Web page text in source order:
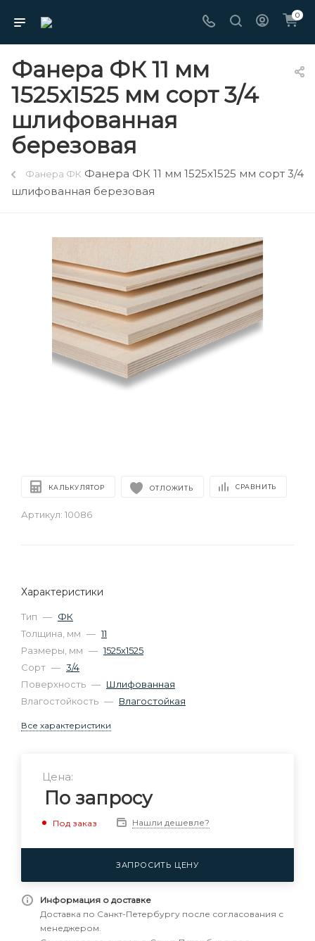
0
Фанера ФК 11 мм
1525х1525 мм сорт 3/4
шлифованная
березовая
Фанера ФК Фанера ФК 11 мм 1525х1525 мм сорт 3/4
шлифованная березовая
КАЛЬКУЛЯТОР ОТЛОЖИТЬ СРАВНИТЬ
Артикул: 10086
Характеристики
Тип — ФК
Толщина, мм — 11
Размеры, мм — 1525х1525
Сорт — 3/4
Поверхность — Шлифованная
Влагостойкость — Влагостойкая
Все характеристики
Цена:
По запросу
Под заказ Нашли дешевле?
ЗАПРОСИТЬ ЦЕНУ
Информация о доставке
Доставка по Санкт-Петербургу после согласования с
менеджером.